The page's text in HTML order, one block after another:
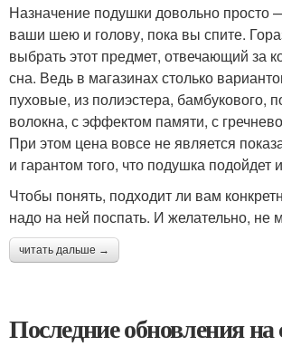
Назначение подушки довольно просто
ваши шею и голову, пока вы спите.
выбрать этот предмет, отвечающий за
сна. Ведь в магазинах столько
пуховые, из полиэстера, бамбукового,
волокна, с эффектом памяти, с
При этом цена вовсе не является
и гарантом того, что подушка подойдет
Чтобы понять, подходит ли вам
надо на ней поспать. И желательно, не
читать дальше →
Последние обновления на